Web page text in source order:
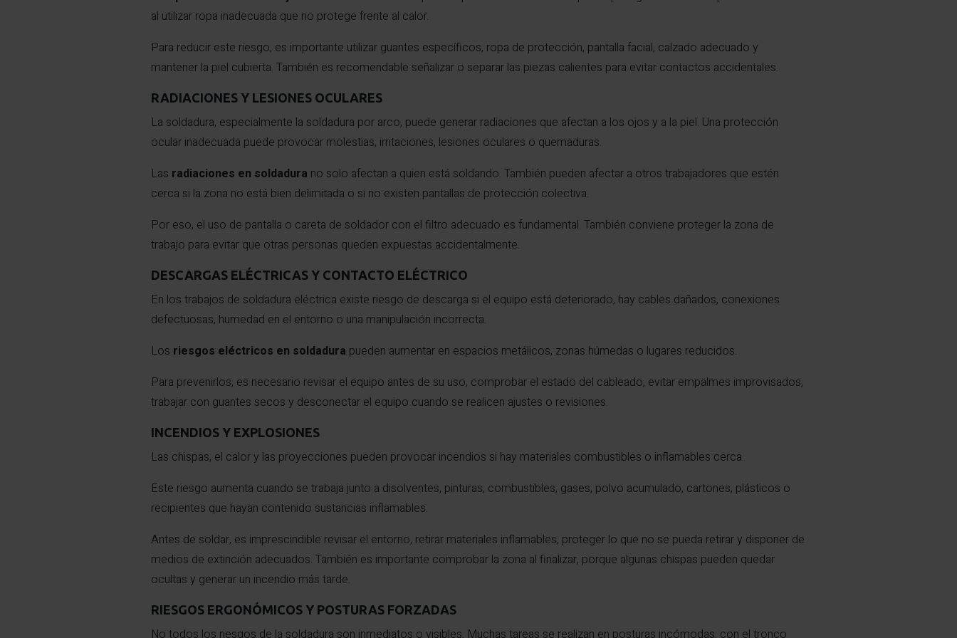
al utilizar ropa inadecuada que no protege frente al calor.
Para reducir este riesgo, es importante utilizar guantes específicos, ropa de protección, pantalla facial, calzado adecuado y
mantener la piel cubierta. También es recomendable señalizar o separar las piezas calientes para evitar contactos accidentales.
RADIACIONES Y LESIONES OCULARES
La soldadura, especialmente la soldadura por arco, puede generar radiaciones que afectan a los ojos y a la piel. Una protección
ocular inadecuada puede provocar molestias, irritaciones, lesiones oculares o quemaduras.
Las radiaciones en soldadura no solo afectan a quien está soldando. También pueden afectar a otros trabajadores que estén
cerca si la zona no está bien delimitada o si no existen pantallas de protección colectiva.
Por eso, el uso de pantalla o careta de soldador con el filtro adecuado es fundamental. También conviene proteger la zona de
trabajo para evitar que otras personas queden expuestas accidentalmente.
DESCARGAS ELÉCTRICAS Y CONTACTO ELÉCTRICO
En los trabajos de soldadura eléctrica existe riesgo de descarga si el equipo está deteriorado, hay cables dañados, conexiones
defectuosas, humedad en el entorno o una manipulación incorrecta.
Los riesgos eléctricos en soldadura pueden aumentar en espacios metálicos, zonas húmedas o lugares reducidos.
Para prevenirlos, es necesario revisar el equipo antes de su uso, comprobar el estado del cableado, evitar empalmes improvisados,
trabajar con guantes secos y desconectar el equipo cuando se realicen ajustes o revisiones.
INCENDIOS Y EXPLOSIONES
Las chispas, el calor y las proyecciones pueden provocar incendios si hay materiales combustibles o inflamables cerca.
Este riesgo aumenta cuando se trabaja junto a disolventes, pinturas, combustibles, gases, polvo acumulado, cartones, plásticos o
recipientes que hayan contenido sustancias inflamables.
Antes de soldar, es imprescindible revisar el entorno, retirar materiales inflamables, proteger lo que no se pueda retirar y disponer de
medios de extinción adecuados. También es importante comprobar la zona al finalizar, porque algunas chispas pueden quedar
ocultas y generar un incendio más tarde.
RIESGOS ERGONÓMICOS Y POSTURAS FORZADAS
No todos los riesgos de la soldadura son inmediatos o visibles. Muchas tareas se realizan en posturas incómodas, con el tronco